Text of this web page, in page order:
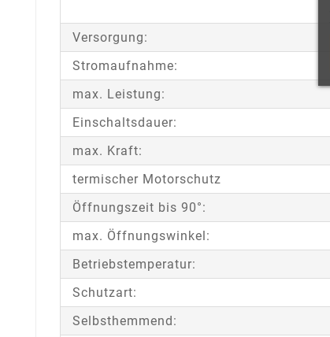
Versorgung:
Stromaufnahme:
max. Leistung:
Einschaltsdauer:
max. Kraft:
termischer Motorschutz
Öffnungszeit bis 90°:
max. Öffnungswinkel:
Betriebstemperatur:
Schutzart:
Selbsthemmend: